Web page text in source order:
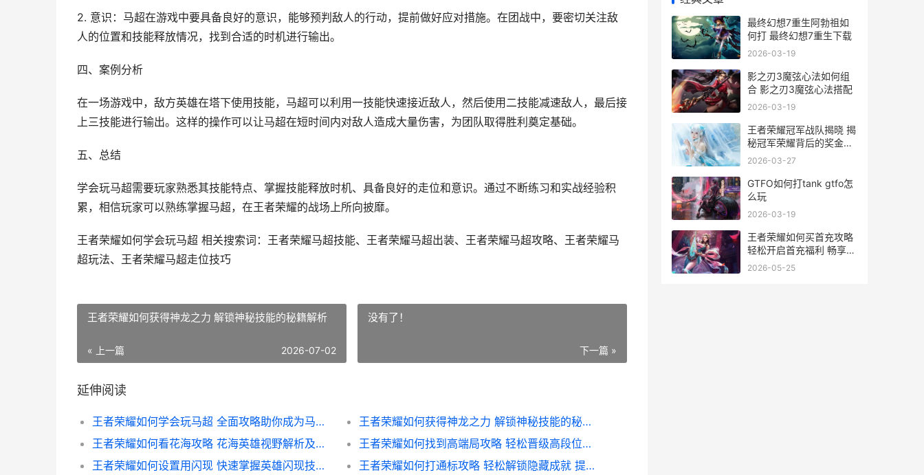
2. 意识：马超在游戏中要具备良好的意识，能够预判敌人的行动，提前做好应对措施。在团战中，要密切关注敌
人的位置和技能释放情况，找到合适的时机进行输出。
四、案例分析
在一场游戏中，敌方英雄在塔下使用技能，马超可以利用一技能快速接近敌人，然后使用二技能减速敌人，最后接
上三技能进行输出。这样的操作可以让马超在短时间内对敌人造成大量伤害，为团队取得胜利奠定基础。
五、总结
学会玩马超需要玩家熟悉其技能特点、掌握技能释放时机、具备良好的走位和意识。通过不断练习和实战经验积
累，相信玩家可以熟练掌握马超，在王者荣耀的战场上所向披靡。
王者荣耀如何学会玩马超 相关搜索词：王者荣耀马超技能、王者荣耀马超出装、王者荣耀马超攻略、王者荣耀马
超玩法、王者荣耀马超走位技巧
王者荣耀如何获得神龙之力 解锁神秘技能的秘籍解析
« 上一篇 2026-07-02
没有了！
下一篇 »
延伸阅读
王者荣耀如何学会玩马超 全面攻略助你成为马超高手
王者荣耀如何获得神龙之力 解锁神秘技能的秘籍解析
王者荣耀如何看花海攻略 花海英雄视野解析及实战技巧
王者荣耀如何找到高端局攻略 轻松晋级高段位秘籍大揭秘
王者荣耀如何设置用闪现 快速掌握英雄闪现技巧攻略
王者荣耀如何打通标攻略 轻松解锁隐藏成就 提升游戏体验全解析
最终幻想7重生阿勃祖如
何打 最终幻想7重生下载
2026-03-19
影之刃3魔弦心法如何组
合 影之刃3魔弦心法搭配
2026-03-19
王者荣耀冠军战队揭晓 揭
秘冠军荣耀背后的奖金是
多少
2026-03-27
GTFO如何打tank gtfo怎
么玩
2026-03-19
王者荣耀如何买首充攻略
轻松开启首充福利 畅享游
戏乐趣
2026-05-25